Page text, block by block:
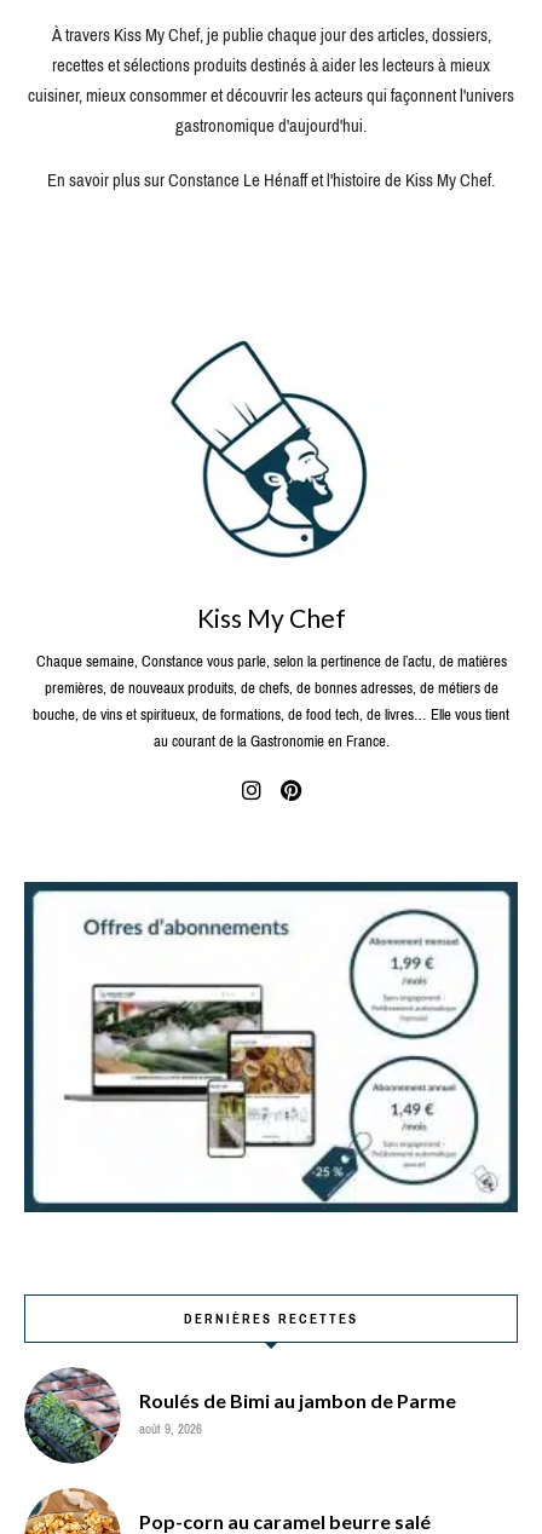
À travers Kiss My Chef, je publie chaque jour des articles, dossiers,
recettes et sélections produits destinés à aider les lecteurs à mieux
cuisiner, mieux consommer et découvrir les acteurs qui façonnent l'univers
gastronomique d'aujourd'hui.
En savoir plus sur Constance Le Hénaff et l'histoire de Kiss My Chef.
Kiss My Chef
Chaque semaine, Constance vous parle, selon la pertinence de l’actu, de matières
premières, de nouveaux produits, de chefs, de bonnes adresses, de métiers de
bouche, de vins et spiritueux, de formations, de food tech, de livres… Elle vous tient
au courant de la Gastronomie en France.
DERNIÈRES RECETTES
Roulés de Bimi au jambon de Parme
août 9, 2026
Pop-corn au caramel beurre salé